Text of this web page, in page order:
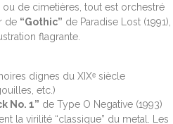
de cimetières, tout est orchestré
de “Gothic” de Paradise Lost (1991),
flagrante.
dignes du XIXᵉ siècle
etc.)
No. 1” de Type O Negative (1993)
la virilité “classique” du metal. Les